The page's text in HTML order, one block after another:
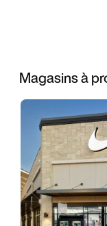
Magasins à